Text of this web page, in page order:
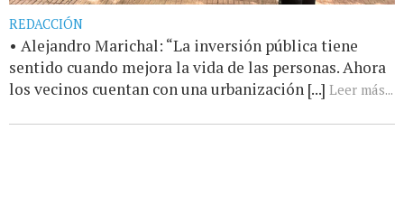
REDACCIÓN
• Alejandro Marichal: “La inversión pública tiene
sentido cuando mejora la vida de las personas. Ahora
los vecinos cuentan con una urbanización [...] Leer más...